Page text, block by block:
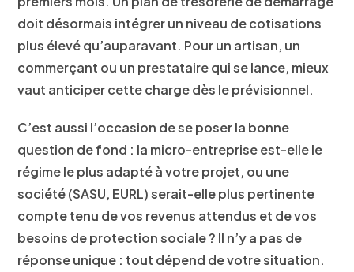
doit désormais intégrer un niveau de cotisations
plus élevé qu’auparavant. Pour un artisan, un
commerçant ou un prestataire qui se lance, mieux
vaut anticiper cette charge dès le prévisionnel.
C’est aussi l’occasion de se poser la bonne
question de fond : la micro-entreprise est-elle le
régime le plus adapté à votre projet, ou une
société (SASU, EURL) serait-elle plus pertinente
compte tenu de vos revenus attendus et de vos
besoins de protection sociale ? Il n’y a pas de
réponse unique : tout dépend de votre situation.